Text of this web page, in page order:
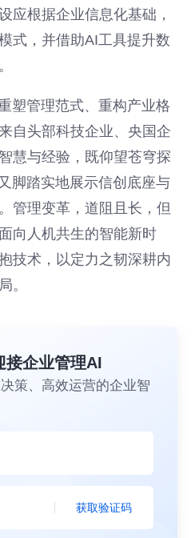
应根据企业信息化基础，
式，并借助AI工具提升数
塑管理范式、重构产业格
自头部科技企业、央国企
慧与经验，既仰望苍穹探
脚踏实地展示信创底座与
管理变革，道阻且长，但
向人机共生的智能新时
技术，以定力之韧深耕内
。
接企业管理AI
策、高效运营的企业智
获取验证码